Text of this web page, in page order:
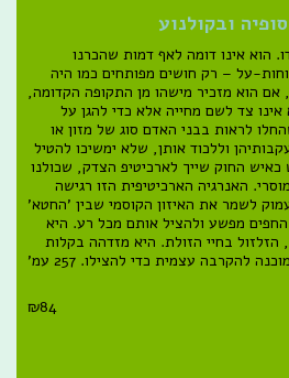
ובקולנוע
הוא אינו דומה לאף דמות שהכרנו
על – רק חושים מפותחים כמו היה
הוא מזכיר מישהו מן התקופה הקדומה,
צד לשם מחייה אלא כדי להגן על
לראות בבני האדם סוג של מזון או
וללכוד אותן, שלא ימשיכו להטיל
החוק שייך לארכיטיפ הצדק, שכולנו
האנרגיה הארכיטיפית הזו רגישה
לשמר את האיזון הקוסמי שבין 'החטא'
מפשע ולהציל אותם מכל רע. היא
בחיי הזולת. היא מזדהה בקלות
להקרבה עצמית כדי להצילו. 257 עמ'
₪84